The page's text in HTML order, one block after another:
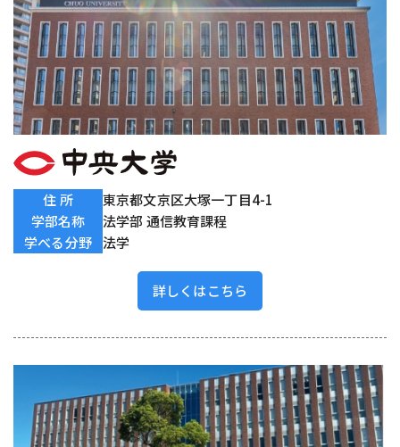
住 所
東京都文京区大塚一丁目4-1
学部名称
法学部 通信教育課程
学べる分野 法学
詳しくはこちら